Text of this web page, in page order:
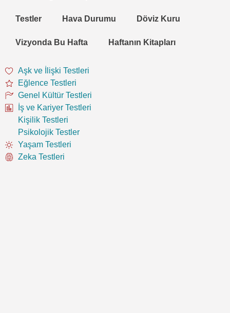
Testler Hava Durumu Döviz Kuru
Vizyonda Bu Hafta Haftanın Kitapları
Aşk ve İlişki Testleri
Eğlence Testleri
Genel Kültür Testleri
İş ve Kariyer Testleri
Kişilik Testleri
Psikolojik Testler
Yaşam Testleri
Zeka Testleri